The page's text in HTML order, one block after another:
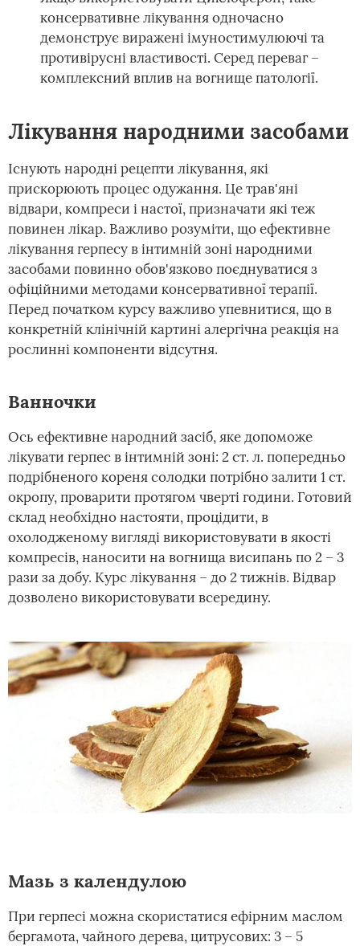
консервативне лікування одночасно
демонструє виражені імуностимулюючі та
противірусні властивості. Серед переваг –
комплексний вплив на вогнище патології.
Лікування народними засобами
Існують народні рецепти лікування, які
прискорюють процес одужання. Це трав'яні
відвари, компреси і настої, призначати які теж
повинен лікар. Важливо розуміти, що ефективне
лікування герпесу в інтимній зоні народними
засобами повинно обов'язково поєднуватися з
офіційними методами консервативної терапії.
Перед початком курсу важливо упевнитися, що в
конкретній клінічній картині алергічна реакція на
рослинні компоненти відсутня.
Ванночки
Ось ефективне народний засіб, яке допоможе
лікувати герпес в інтимній зоні: 2 ст. л. попередньо
подрібненого кореня солодки потрібно залити 1 ст.
окропу, проварити протягом чверті години. Готовий
склад необхідно настояти, процідити, в
охолодженому вигляді використовувати в якості
компресів, наносити на вогнища висипань по 2 – 3
рази за добу. Курс лікування – до 2 тижнів. Відвар
дозволено використовувати всередину.
Мазь з календулою
При герпесі можна скористатися ефірним маслом
бергамота, чайного дерева, цитрусових: 3 – 5